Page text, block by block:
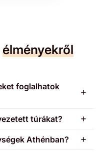
élményekről
foglalhatok
túrákat?
Athénban?